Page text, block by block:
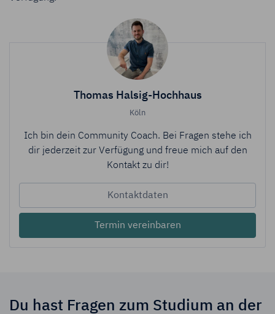
Thomas Halsig-Hochhaus
Köln
Ich bin dein Community Coach. Bei Fragen stehe ich
dir jederzeit zur Verfügung und freue mich auf den
Kontakt zu dir!
Kontaktdaten
Termin vereinbaren
Du hast Fragen zum Studium an der